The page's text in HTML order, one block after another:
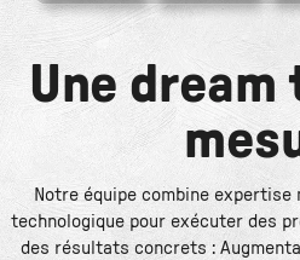
Une dream
Notre équipe combine
technologique pour exécuter des
des résultats concrets :